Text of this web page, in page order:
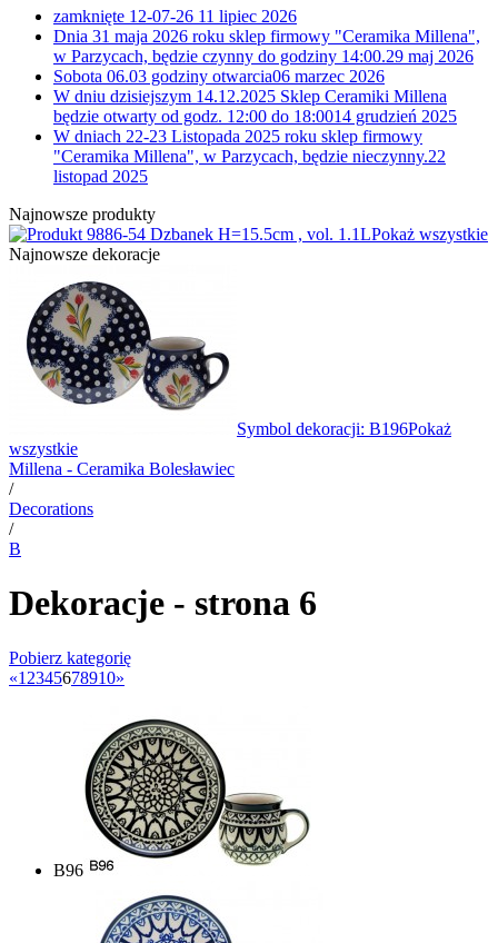
zamknięte 12-07-26 11 lipiec 2026
Dnia 31 maja 2026 roku sklep firmowy "Ceramika Millena",
w Parzycach, będzie czynny do godziny 14:00.29 maj 2026
Sobota 06.03 godziny otwarcia06 marzec 2026
W dniu dzisiejszym 14.12.2025 Sklep Ceramiki Millena
będzie otwarty od godz. 12:00 do 18:0014 grudzień 2025
W dniach 22-23 Listopada 2025 roku sklep firmowy
"Ceramika Millena", w Parzycach, będzie nieczynny.22
listopad 2025
Najnowsze produkty
6-54 Dzbanek H=15.5cm , vol. 1.1LPokaż wszystkie
Najnowsze dekoracje
Symbol dekoracji: B196Pokaż
wszystkie
Millena - Ceramika Bolesławiec
/
Decorations
/
B
Dekoracje - strona 6
Pobierz kategorię
«1 2345678910»
B96